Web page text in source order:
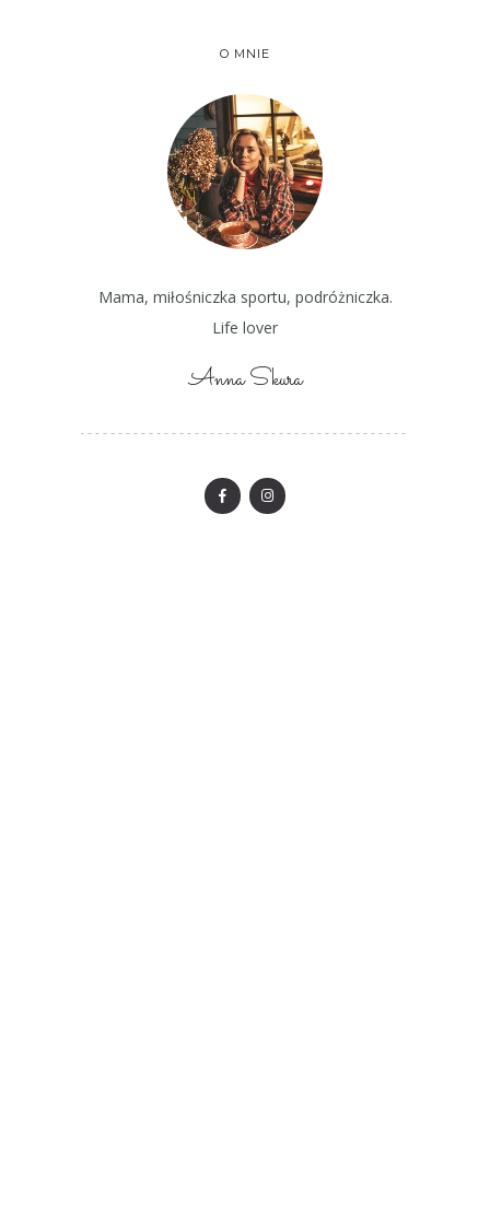
O MNIE
Mama, miłośniczka sportu, podróżniczka.
Life lover
Anna Skura